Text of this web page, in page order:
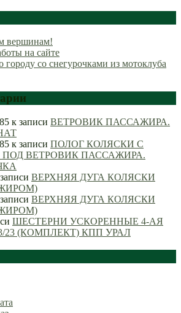
вершинам!
на сайте
городу со снегурочками из мотоклуба
к записи ВЕТРОВИК ПАССАЖИРА.
к записи ПОЛОГ КОЛЯСКИ С
ВЕТРОВИК ПАССАЖИРА.
ВЕРХНЯЯ ДУГА КОЛЯСКИ
ВЕРХНЯЯ ДУГА КОЛЯСКИ
ШЕСТЕРНИ УСКОРЕННЫЕ 4-АЯ
23 (КОМПЛЕКТ) КПП УРАЛ